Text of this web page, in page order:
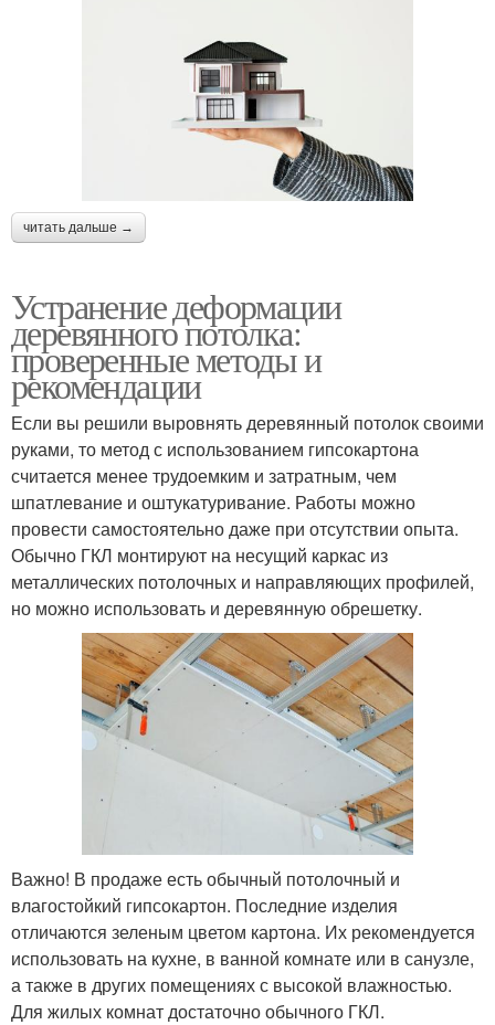
читать дальше →
Устранение деформации
деревянного потолка:
проверенные методы и
рекомендации
Если вы решили выровнять деревянный потолок своими
руками, то метод с использованием гипсокартона
считается менее трудоемким и затратным, чем
шпатлевание и оштукатуривание. Работы можно
провести самостоятельно даже при отсутствии опыта.
Обычно ГКЛ монтируют на несущий каркас из
металлических потолочных и направляющих профилей,
но можно использовать и деревянную обрешетку.
Важно! В продаже есть обычный потолочный и
влагостойкий гипсокартон. Последние изделия
отличаются зеленым цветом картона. Их рекомендуется
использовать на кухне, в ванной комнате или в санузле,
а также в других помещениях с высокой влажностью.
Для жилых комнат достаточно обычного ГКЛ.